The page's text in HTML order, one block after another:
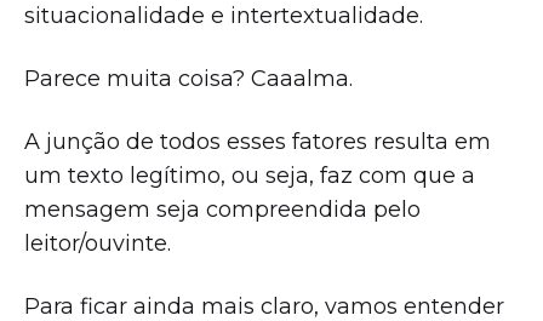
situacionalidade e intertextualidade.
Parece muita coisa? Caaalma.
A junção de todos esses fatores resulta em
um texto legítimo, ou seja, faz com que a
mensagem seja compreendida pelo
leitor/ouvinte.
Para ficar ainda mais claro, vamos entender